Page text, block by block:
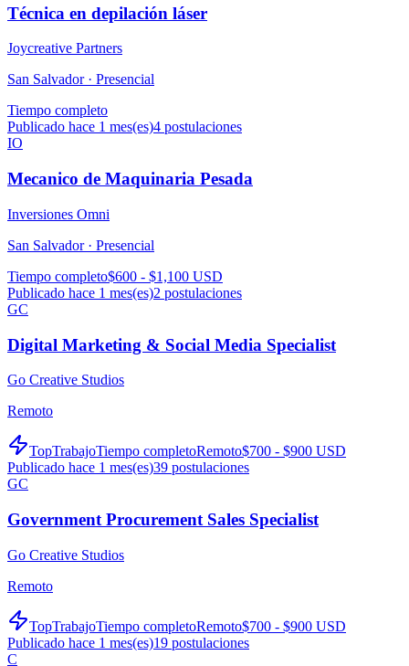
Técnica en depilación láser
Joycreative Partners
San Salvador · Presencial
Tiempo completo
Publicado hace 1 mes(es)4 postulaciones
IO
Mecanico de Maquinaria Pesada
Inversiones Omni
San Salvador · Presencial
Tiempo completo$600 - $1,100 USD
Publicado hace 1 mes(es)2 postulaciones
GC
Digital Marketing & Social Media Specialist
Go Creative Studios
Remoto
TopTrabajoTiempo completoRemoto$700 - $900 USD
Publicado hace 1 mes(es)39 postulaciones
GC
Government Procurement Sales Specialist
Go Creative Studios
Remoto
TopTrabajoTiempo completoRemoto$700 - $900 USD
Publicado hace 1 mes(es)19 postulaciones
C